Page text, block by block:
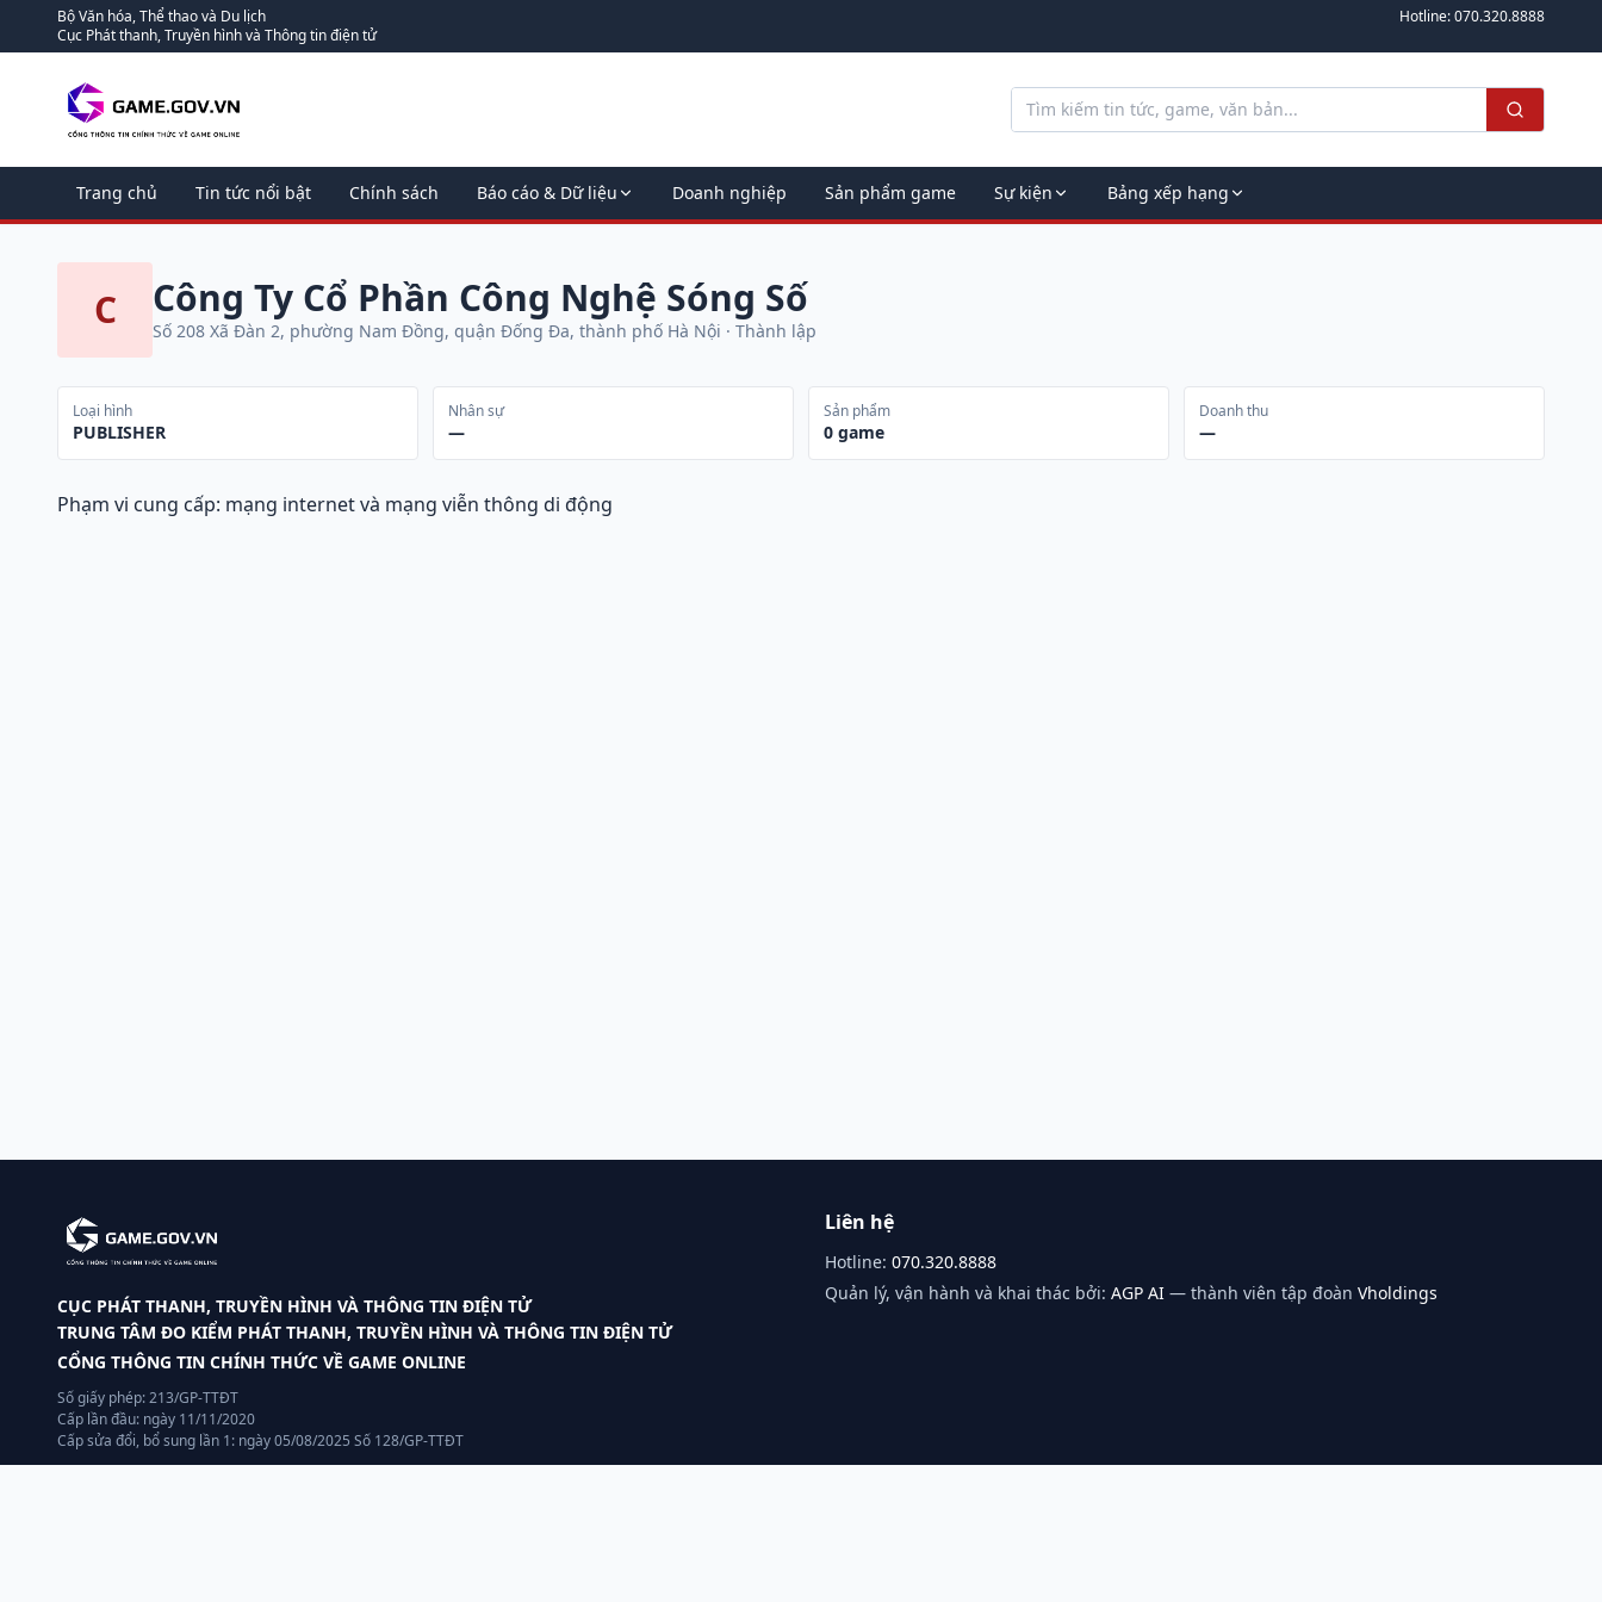
Bộ Văn hóa, Thể thao và Du lịch
Cục Phát thanh, Truyền hình và Thông tin điện tử
Hotline:070.320.8888
Trang chủ Tin tức nổi bật Chính sách Báo cáo & Dữ liệu Doanh nghiệp Sản phẩm game Sự kiện Bảng xếp hạng
C Công Ty Cổ Phần Công Nghệ Sóng Số
Số 208 Xã Đàn 2, phường Nam Đồng, quận Đống Đa, thành phố Hà Nội · Thành lập
Loại hình
PUBLISHER
Nhân sự
—
Sản phẩm
0 game
Doanh thu
—
Phạm vi cung cấp: mạng internet và mạng viễn thông di động
CỤC PHÁT THANH, TRUYỀN HÌNH VÀ THÔNG TIN ĐIỆN TỬ
TRUNG TÂM ĐO KIỂM PHÁT THANH, TRUYỀN HÌNH VÀ THÔNG TIN ĐIỆN TỬ
CỔNG THÔNG TIN CHÍNH THỨC VỀ GAME ONLINE
Số giấy phép: 213/GP-TTĐT
Cấp lần đầu: ngày 11/11/2020
Cấp sửa đổi, bổ sung lần 1: ngày 05/08/2025 Số 128/GP-TTĐT
Liên hệ
Hotline: 070.320.8888
Quản lý, vận hành và khai thác bởi: AGP AI — thành viên tập đoàn Vholdings